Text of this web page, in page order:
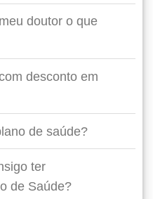
doutor o que
desconto em
de saúde?
ter
de Saúde?